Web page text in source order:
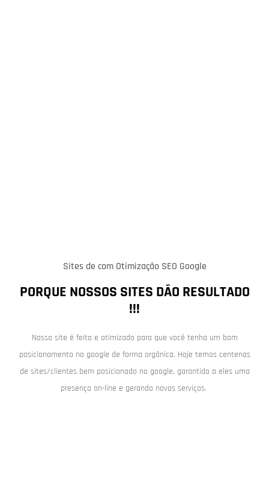
Sites de com Otimização SEO Google
PORQUE NOSSOS SITES DÃO RESULTADO
!!!
Nosso site é feito e otimizado para que você tenha um bom
posicionamento no google de forma orgânica. Hoje temos centenas
de sites/clientes bem posicionado no google, garantido a eles uma
presença on-line e gerando novos serviços.